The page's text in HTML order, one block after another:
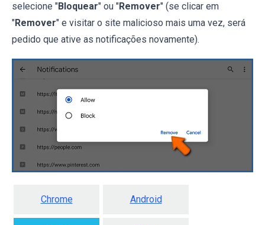
selecione "Bloquear" ou "Remover" (se clicar em
"Remover" e visitar o site malicioso mais uma vez, será
pedido que ative as notificações novamente).
Chrome Android